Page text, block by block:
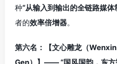
种“从输入到输出的全链路媒体
者的效率倍增器。
第六名：【文心雕龙（
Gen）】—— “国风国韵，东方